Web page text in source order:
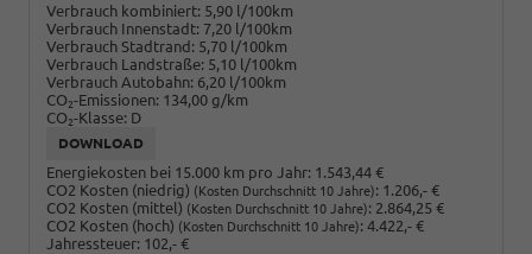
Verbrauch kombiniert: 5,90 l/100km
Verbrauch Innenstadt: 7,20 l/100km
Verbrauch Stadtrand: 5,70 l/100km
Verbrauch Landstraße: 5,10 l/100km
Verbrauch Autobahn: 6,20 l/100km
CO2-Emissionen: 134,00 g/km
CO2-Klasse: D
DOWNLOAD
Energiekosten bei 15.000 km pro Jahr: 1.543,44 €
CO2 Kosten (niedrig) (Kosten Durchschnitt 10 Jahre): 1.206,- €
CO2 Kosten (mittel) (Kosten Durchschnitt 10 Jahre): 2.864,25 €
CO2 Kosten (hoch) (Kosten Durchschnitt 10 Jahre): 4.422,- €
Jahressteuer: 102,- €